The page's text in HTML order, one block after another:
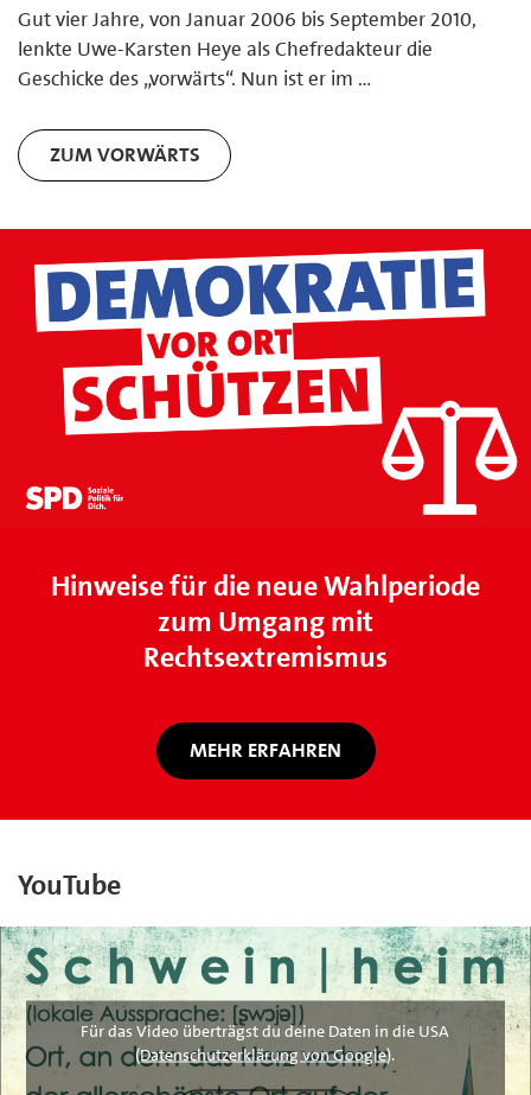
Gut vier Jahre, von Januar 2006 bis September 2010,
lenkte Uwe-Karsten Heye als Chefredakteur die
Geschicke des „vorwärts“. Nun ist er im …
ZUM VORWÄRTS
Hinweise für die neue Wahlperiode
zum Umgang mit
Rechtsextremismus
MEHR ERFAHREN
YouTube
Für das Video überträgst du deine Daten in die USA
(Datenschutzerklärung von Google).